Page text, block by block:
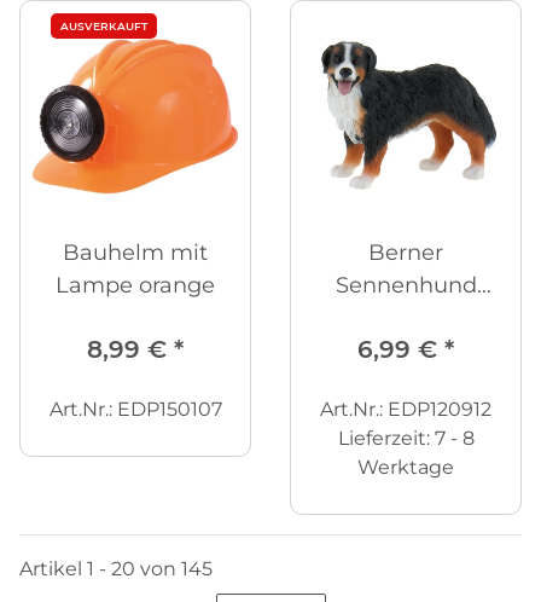
AUSVERKAUFT
Bauhelm mit
Lampe orange
8,99 € *
Art.Nr.: EDP150107
Berner
Sennenhund
6,99 € *
Art.Nr.: EDP120912
Lieferzeit: 7 - 8
Werktage
Artikel 1 - 20 von 145